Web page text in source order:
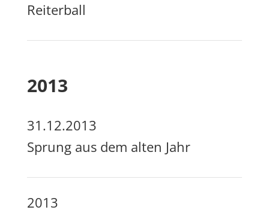
Reiterball
2013
31.12.2013
Sprung aus dem alten Jahr
2013